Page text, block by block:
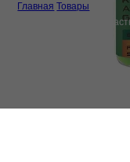
Главная /Товары
100% Органическая